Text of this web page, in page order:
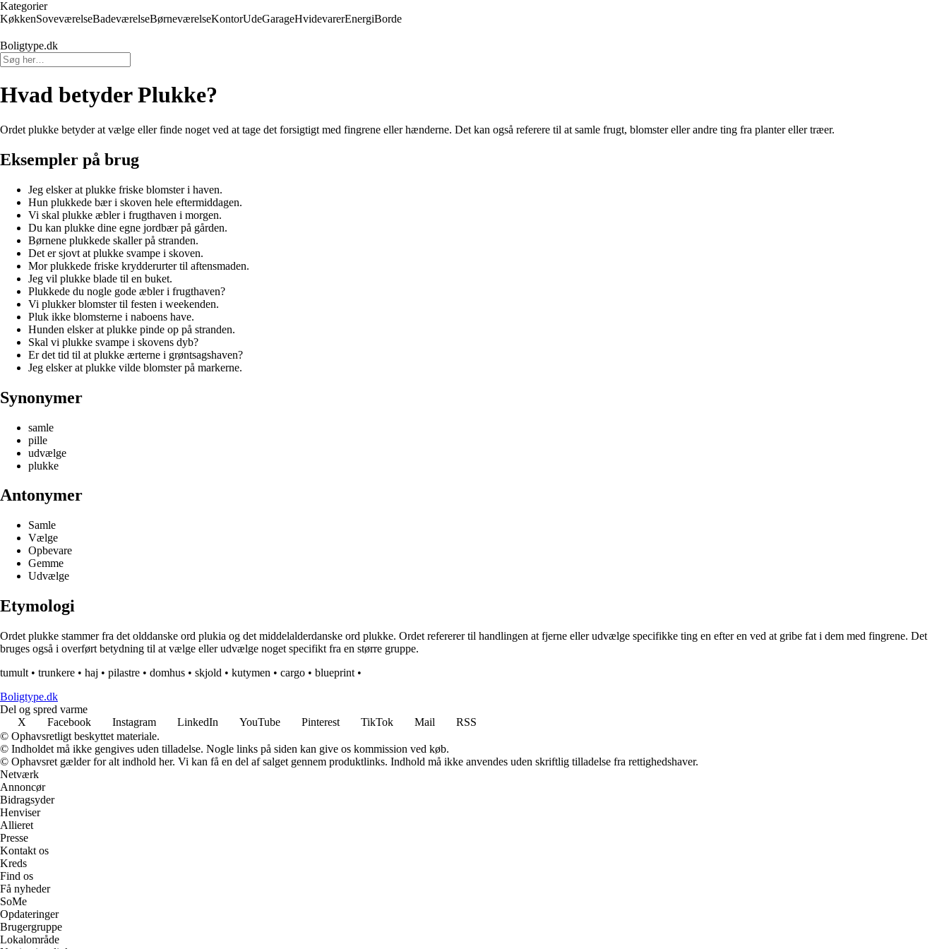
Kategorier
KøkkenSoveværelseBadeværelseBørneværelseKontorUdeGarageHvidevarerEnergiBorde
Boligtype.dk
Hvad betyder Plukke?
Ordet plukke betyder at vælge eller finde noget ved at tage det forsigtigt med fingrene eller hænderne. Det kan også referere til at samle frugt, blomster eller andre ting fra planter eller træer.
Eksempler på brug
Jeg elsker at plukke friske blomster i haven.
Hun plukkede bær i skoven hele eftermiddagen.
Vi skal plukke æbler i frugthaven i morgen.
Du kan plukke dine egne jordbær på gården.
Børnene plukkede skaller på stranden.
Det er sjovt at plukke svampe i skoven.
Mor plukkede friske krydderurter til aftensmaden.
Jeg vil plukke blade til en buket.
Plukkede du nogle gode æbler i frugthaven?
Vi plukker blomster til festen i weekenden.
Pluk ikke blomsterne i naboens have.
Hunden elsker at plukke pinde op på stranden.
Skal vi plukke svampe i skovens dyb?
Er det tid til at plukke ærterne i grøntsagshaven?
Jeg elsker at plukke vilde blomster på markerne.
Synonymer
samle
pille
udvælge
plukke
Antonymer
Samle
Vælge
Opbevare
Gemme
Udvælge
Etymologi
Ordet plukke stammer fra det olddanske ord plukia og det middelalderdanske ord plukke. Ordet refererer til handlingen at fjerne eller udvælge specifikke ting en efter en ved at gribe fat i dem med fingrene. Det
bruges også i overført betydning til at vælge eller udvælge noget specifikt fra en større gruppe.
tumult • trunkere • haj • pilastre • domhus • skjold • kutymen • cargo • blueprint •
Boligtype.dk
Del og spred varme
X
Facebook Instagram LinkedIn YouTube Pinterest TikTok Mail
RSS
© Ophavsretligt beskyttet materiale.
© Indholdet må ikke gengives uden tilladelse. Nogle links på siden kan give os kommission ved køb.
© Ophavsret gælder for alt indhold her. Vi kan få en del af salget gennem produktlinks. Indhold må ikke anvendes uden skriftlig tilladelse fra rettighedshaver.
Netværk
Annoncør
Bidragsyder
Henviser
Allieret
Presse
Kontakt os
Kreds
Find os
Få nyheder
SoMe
Opdateringer
Brugergruppe
Lokalområde